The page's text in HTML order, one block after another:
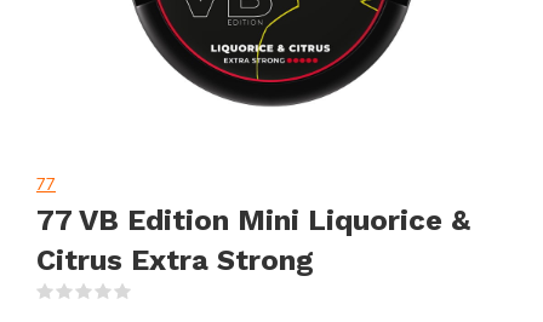
77
77 VB Edition Mini Liquorice &
Citrus Extra Strong